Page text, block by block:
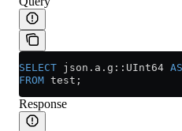
SELECT json . a .g::UInt64 AS
FROM test;
Response